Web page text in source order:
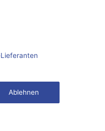
Ablehnen